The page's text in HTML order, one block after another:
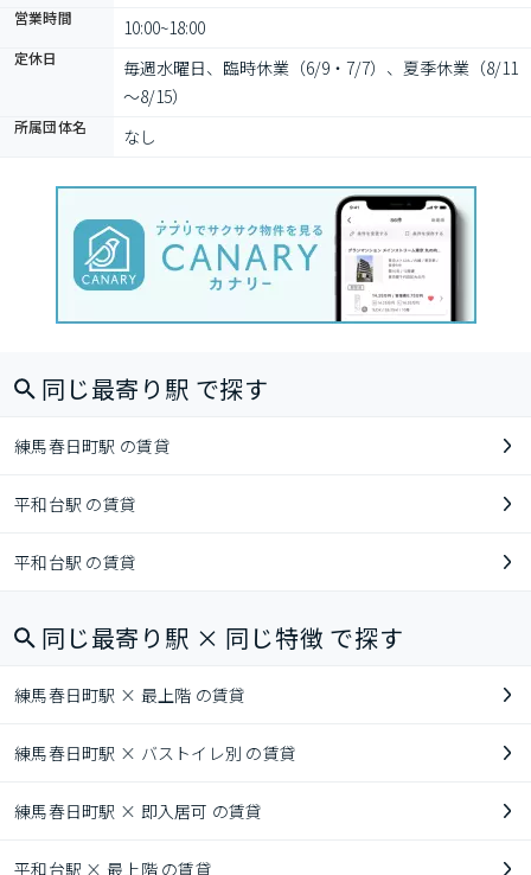
営業時間 10:00~18:00
定休日
毎週水曜日、臨時休業（6/9・7/7）、夏季休業（8/11
～8/15）
所属団体名 なし
同じ最寄り駅 で探す
練馬春日町駅 の賃貸
平和台駅 の賃貸
平和台駅 の賃貸
同じ最寄り駅 × 同じ特徴 で探す
練馬春日町駅 × 最上階 の賃貸
練馬春日町駅 × バストイレ別 の賃貸
練馬春日町駅 × 即入居可 の賃貸
平和台駅 × 最上階 の賃貸